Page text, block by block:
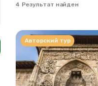
4 Результат найден
Авторский тур